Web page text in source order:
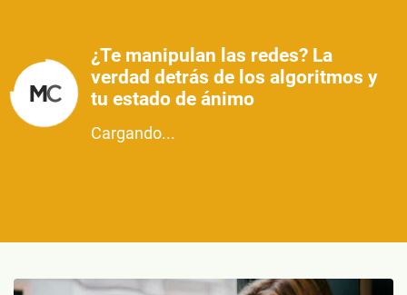
¿Te manipulan las redes? La
verdad detrás de los algoritmos y
tu estado de ánimo
Cargando...